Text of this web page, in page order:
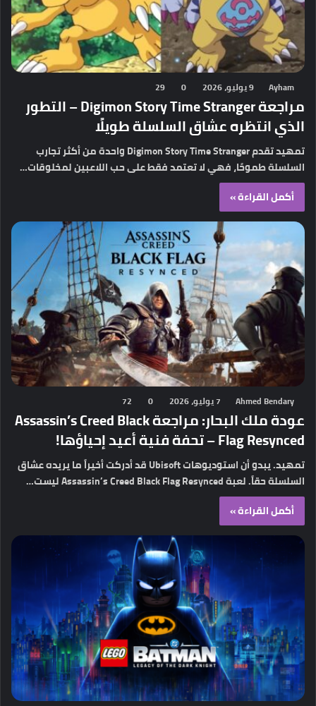
Ayham 9 يوليو، 2026 0
29
مراجعة Digimon Story Time Stranger – التطور
الذي انتظره عشاق السلسلة طويلًا
تمهيد تقدم Digimon Story Time Stranger واحدة من أكثر تجارب
السلسلة طموحًا، فهي لا تعتمد فقط على حب اللاعبين لمخلوقات…
أكمل القراءة »
Ahmed Bendary 7 يوليو، 2026 0
72
عودة ملك البحار: مراجعة Assassin’s Creed Black
Flag Resynced – تحفة فنية أعيد إحياؤها!
تمهيد. يبدو أن استوديوهات Ubisoft قد أدركت أخيراً ما يريده عشاق
السلسلة حقاً. لعبة Assassin’s Creed Black Flag Resynced ليست…
أكمل القراءة »